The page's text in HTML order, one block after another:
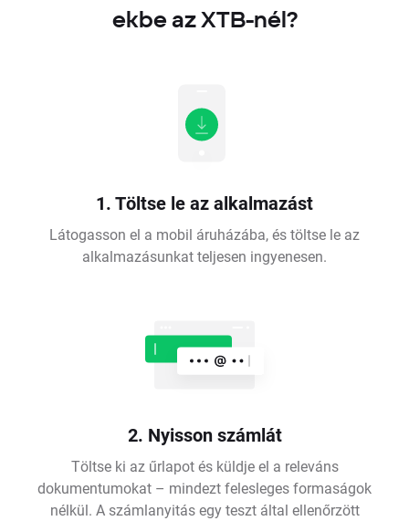
ekbe az XTB-nél?
1. Töltse le az alkalmazást
Látogasson el a mobil áruházába, és töltse le az
alkalmazásunkat teljesen ingyenesen.
2. Nyisson számlát
Töltse ki az űrlapot és küldje el a releváns
dokumentumokat – mindezt felesleges formaságok
nélkül. A számlanyitás egy teszt által ellenőrzött